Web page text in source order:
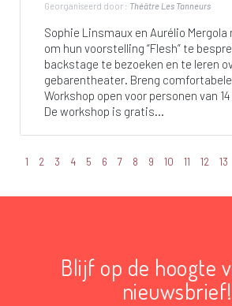
Georganiseerd door : Théâtre Les Tanneurs
Sophie Linsmaux en Aurélio Mergola
om hun voorstelling “Flesh” te
backstage te bezoeken en te leren
gebarentheater. Breng
Workshop open voor personen van
De workshop is gratis...
1 2 3 4 5 6 7 8 9 10 11 12 13
Blijf op de hoogte
nieuwsbrief!